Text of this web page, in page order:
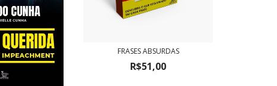
FRASES ABSURDAS
R$51,00